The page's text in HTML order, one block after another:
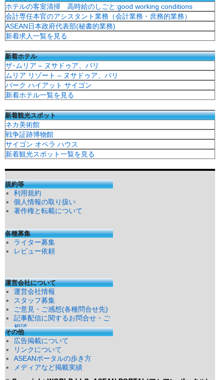
ホテルの客室清掃 高時給のしごと:good working conditions
会計専任本官のアシスタント業務（会計業務・庶務的業務）
ASEAN日本政府代表部(秘書的業務)
新着求人一覧を見る
新着ホテル
ザ･ムリア – ヌサドゥア、バリ
ムリア リゾート – ヌサドゥア、バリ
パーク ハイアット サイゴン
新着ホテル一覧を見る
新着観光スポット
ネカ美術館
戦争証跡博物館
サイゴン オペラ ハウス
新着観光スポット一覧を見る
規約等
利用規約
個人情報の取り扱い
著作権と転載について
各種募集
ライター募集
レビュー依頼
運営会社について
運営会社情報
スタッフ募集
ご意見・ご感想(各種問合せ先)
記事配信に関するお問合せ・ご
相談
その他
広告掲載について
リンクについて
ASEANポータルの歩き方
メディアなど掲載実績